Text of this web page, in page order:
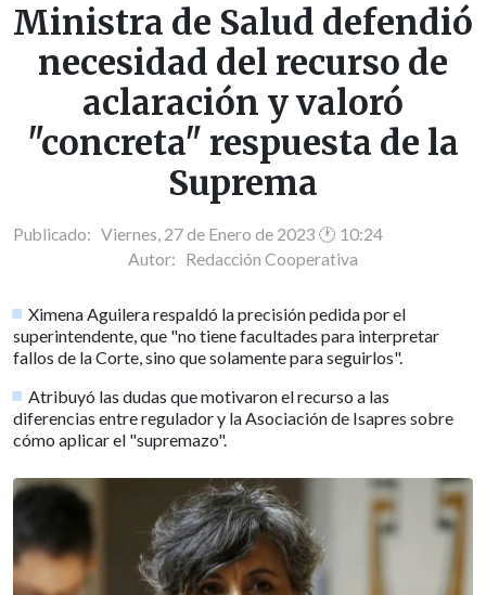
Ministra de Salud defendió
necesidad del recurso de
aclaración y valoró
"concreta" respuesta de la
Suprema
Publicado: Viernes, 27 de Enero de 2023 🕐 10:24
Autor: Redacción Cooperativa
Ximena Aguilera respaldó la precisión pedida por el
superintendente, que "no tiene facultades para interpretar
fallos de la Corte, sino que solamente para seguirlos".
Atribuyó las dudas que motivaron el recurso a las
diferencias entre regulador y la Asociación de Isapres sobre
cómo aplicar el "supremazo".